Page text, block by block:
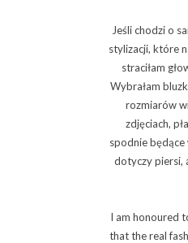
Jeśli chodzi o
stylizacji, które
straciłam
Wybrałam
rozmiarów
zdjęciach,
spodnie
dotyczy piersi,
I am honoured
that the real